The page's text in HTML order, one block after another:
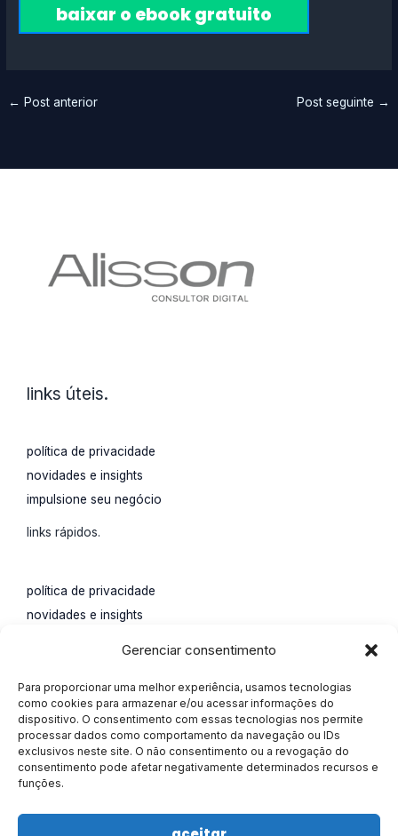
Gerenciar consentimento
Para proporcionar uma melhor experiência, usamos tecnologias
como cookies para armazenar e/ou acessar informações do
dispositivo. O consentimento com essas tecnologias nos permite
processar dados como comportamento da navegação ou IDs
exclusivos neste site. O não consentimento ou a revogação do
consentimento pode afetar negativamente determinados recursos e
funções.
baixar o ebook gratuito
← Post anterior Post seguinte →
links úteis.
política de privacidade
novidades e insights
impulsione seu negócio
links rápidos.
política de privacidade
novidades e insights
Rua Santa Catarina, 65,
Água Verde, Curitiba, Paraná.
55 (41) 4113-0207
marketing@alisson.online